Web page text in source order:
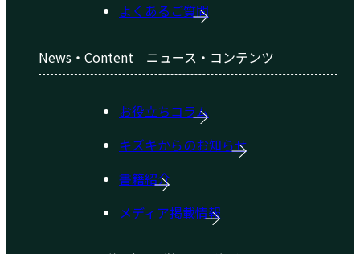
よくあるご質問
News・Content ニュース・コンテンツ
お役立ちコラム
キズキからのお知らせ
書籍紹介
メディア掲載情報